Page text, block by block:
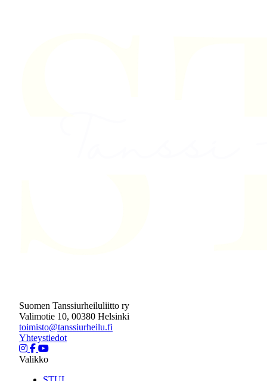
Suomen Tanssiurheiluliitto ry
Valimotie 10, 00380 Helsinki
toimisto@tanssiurheilu.fi
Yhteystiedot
Valikko